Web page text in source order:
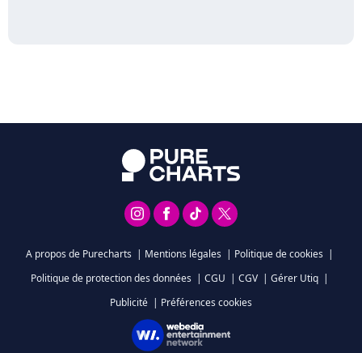
A propos de Purecharts | Mentions légales | Politique de cookies |
Politique de protection des données | CGU | CGV | Gérer Utiq |
Publicité | Préférences cookies